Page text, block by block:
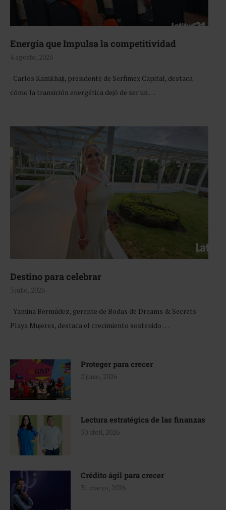
Energía que Impulsa la competitividad
4 agosto, 2026
Carlos Kamkhaji, presidente de Serfimex Capital, destaca
cómo la transición energética dejó de ser un …
Destino para celebrar
3 julio, 2026
Yamina Bermúdez, gerente de Bodas de Dreams & Secrets
Playa Mujeres, destaca el crecimiento sostenido …
Proteger para crecer
2 junio, 2026
Lectura estratégica de las finanzas
30 abril, 2026
Crédito ágil para crecer
31 marzo, 2026